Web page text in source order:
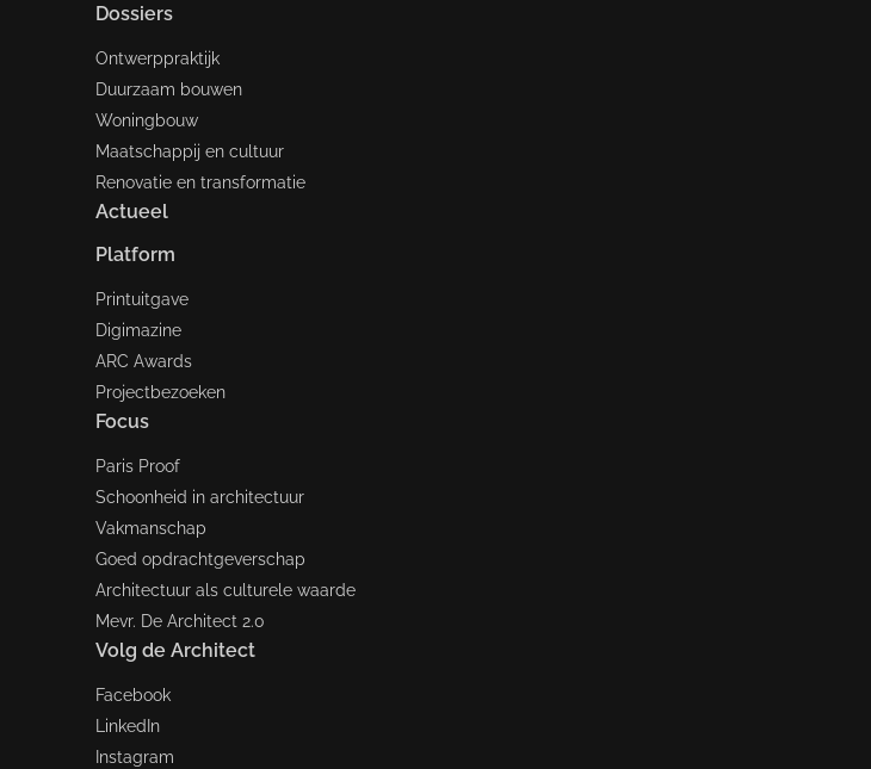
Dossiers
Ontwerppraktijk
Duurzaam bouwen
Woningbouw
Maatschappij en cultuur
Renovatie en transformatie
Actueel
Platform
Printuitgave
Digimazine
ARC Awards
Projectbezoeken
Focus
Paris Proof
Schoonheid in architectuur
Vakmanschap
Goed opdrachtgeverschap
Architectuur als culturele waarde
Mevr. De Architect 2.0
Volg de Architect
Facebook
LinkedIn
Instagram